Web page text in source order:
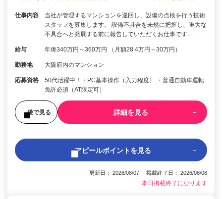
仕事内容
当社が管理するマンションを巡回し、設備の点検を行う技術
スタッフを募集します。 設備不具合を未然に把握し、重大な
不具合へと発展する前に報告していただくお仕事です…
給与 年俸340万円～360万円 （月額28.4万円～30万円）
勤務地 大阪府内のマンション
応募資格
50代活躍中！・PC基本操作（入力程度） ・普通自動車運転
免許必須（AT限定可）
後で見る 詳細を見る
アピールポイントを見る
更新日： 2026/08/07 掲載終了日： 2026/08/08
本日掲載終了になります